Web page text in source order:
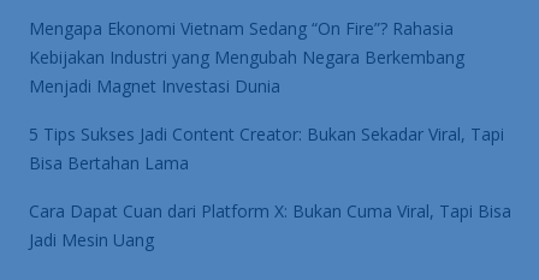
Mengapa Ekonomi Vietnam Sedang “On Fire”? Rahasia
Kebijakan Industri yang Mengubah Negara Berkembang
Menjadi Magnet Investasi Dunia
5 Tips Sukses Jadi Content Creator: Bukan Sekadar Viral, Tapi
Bisa Bertahan Lama
Cara Dapat Cuan dari Platform X: Bukan Cuma Viral, Tapi Bisa
Jadi Mesin Uang